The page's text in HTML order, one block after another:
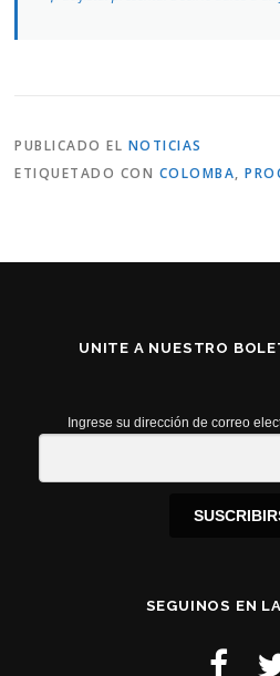
PUBLICADO EL NOTICIAS
ETIQUETADO CON COLOMBA,
UNITE A NUESTRO
Ingrese su dirección de correo
SEGUINOS EN